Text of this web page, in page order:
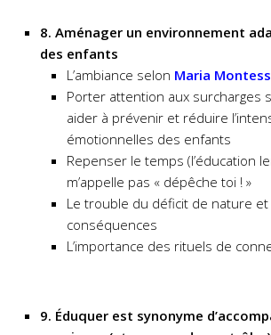
8. Aménager un environnement
des enfants
L’ambiance selon Maria
Porter attention aux surcharges
aider à prévenir et réduire
émotionnelles des enfants
Repenser le temps (l’éducation
m’appelle pas « dépêche toi ! »
Le trouble du déficit de nature et
conséquences
L’importance des rituels de
9. Éduquer est synonyme